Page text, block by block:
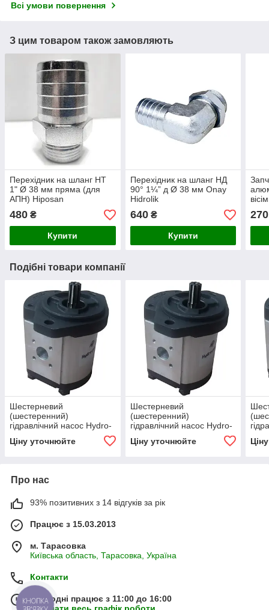
Всі умови повернення
З цим товаром також замовляють
Перехідник на шланг НТ
1" Ø 38 мм пряма (для
АПН) Hiposan
480 ₴
Купити
Перехідник на шланг НД
90° 1¼” д Ø 38 мм Onay
Hidrolik
640₴
Купити
270
Подібні товари компанії
Шестерневий
(шестеренний)
гідравлічний насос Hydro-
Ціну уточнюйте
Шестерневий
(шестеренний)
гідравлічний насос Hydro-
Ціну уточнюйте
Про нас
93% позитивних з 14 відгуків за рік
Працює з 15.03.2013
м. Тарасовка
Київська область, Тарасовка, Україна
Контакти
Сьогодні працює з 11:00 до 16:00
Показати весь графік роботи
КНОПКА